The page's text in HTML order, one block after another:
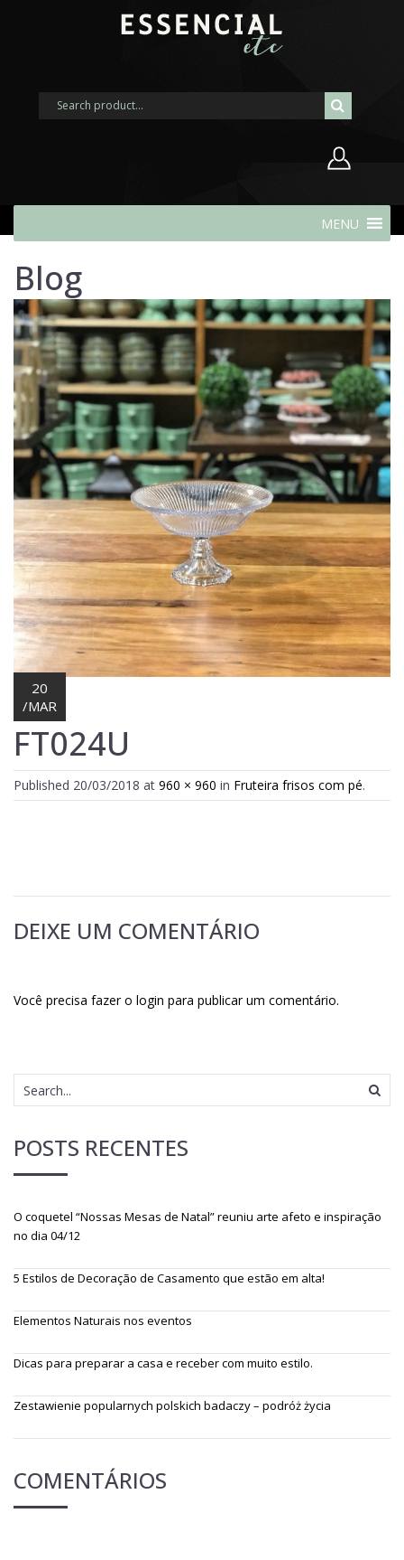
Senha
Lembrar-me
Lost Password
Cadastrar Conta
MENU
Blog
20
/MAR
FT024U
Published 20/03/2018 at 960 × 960 in Fruteira frisos com pé.
DEIXE UM COMENTÁRIO
Você precisa fazer o login para publicar um comentário.
POSTS RECENTES
O coquetel “Nossas Mesas de Natal” reuniu arte afeto e inspiração
no dia 04/12
5 Estilos de Decoração de Casamento que estão em alta!
Elementos Naturais nos eventos
Dicas para preparar a casa e receber com muito estilo.
Zestawienie popularnych polskich badaczy – podróż życia
COMENTÁRIOS